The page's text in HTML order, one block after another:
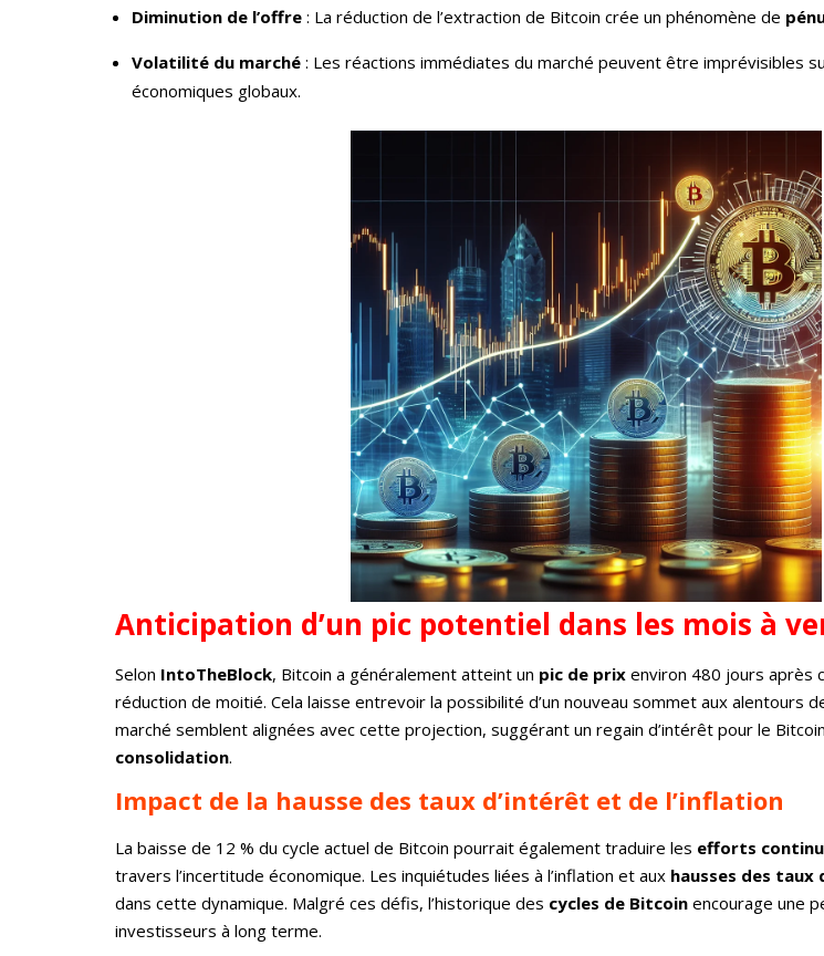
Diminution de l’offre : La réduction de l’extraction de Bitcoin crée un phénomène de
Volatilité du marché : Les réactions immédiates du marché peuvent être imprévisibles
économiques globaux.
Anticipation d’un pic potentiel dans les mois à
Selon IntoTheBlock, Bitcoin a généralement atteint un pic de prix environ 480 jours après
réduction de moitié. Cela laisse entrevoir la possibilité d’un nouveau sommet aux alentours
marché semblent alignées avec cette projection, suggérant un regain d’intérêt pour le
consolidation.
Impact de la hausse des taux d’intérêt et de l’inflation
La baisse de 12 % du cycle actuel de Bitcoin pourrait également traduire les efforts
travers l’incertitude économique. Les inquiétudes liées à l’inflation et aux hausses des taux
dans cette dynamique. Malgré ces défis, l’historique des cycles de Bitcoin encourage une
investisseurs à long terme.